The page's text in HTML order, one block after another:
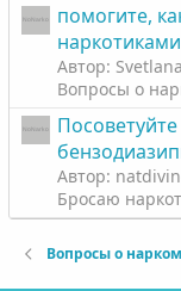
помогите,
наркотиками
Автор: Svetlana
Вопросы о
Автор:
Бросаю
Вопросы о